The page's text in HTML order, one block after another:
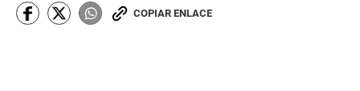
COPIAR ENLACE